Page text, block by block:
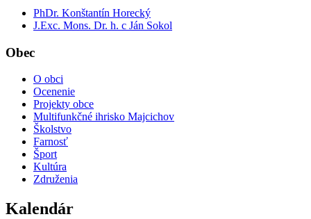
PhDr. Konštantín Horecký
J.Exc. Mons. Dr. h. c Ján Sokol
Obec
O obci
Ocenenie
Projekty obce
Multifunkčné ihrisko Majcichov
Školstvo
Farnosť
Šport
Kultúra
Združenia
Kalendár